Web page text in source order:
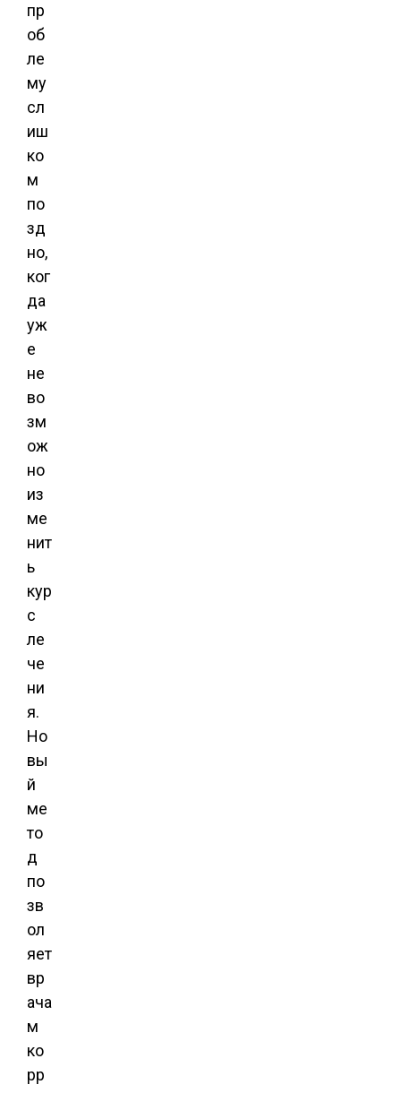
пр
об
ле
му
сл
иш
ко
м
по
зд
но,
ког
да
уж
е
не
во
зм
ож
но
из
ме
нит
ь
кур
с
ле
че
ни
я.
Но
вы
й
ме
то
д
по
зв
ол
яет
вр
ача
м
ко
рр